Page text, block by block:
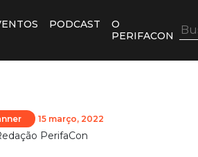
PODCAST
O
PERIFACON
15 março, 2022
PerifaCon